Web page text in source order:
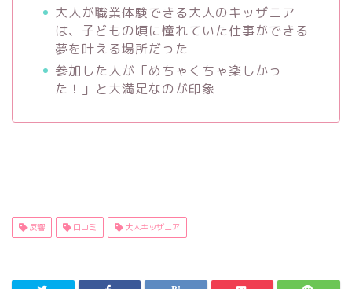
大人が職業体験できる大人のキッザニア
は、子どもの頃に憧れていた仕事ができる
夢を叶える場所だった
参加した人が「めちゃくちゃ楽しかっ
た！」と大満足なのが印象
反響 口コミ 大人キッザニア